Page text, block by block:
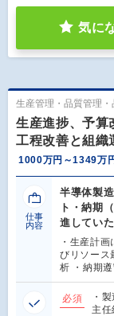
気に
生産管理・品質管理・
生産進捗、予算
工程改善と組織
1000万円～1349万
仕事
内容
半導体製
ト・納期
進してい
・生産計
びリソース
析 ・納期
必須
・
主